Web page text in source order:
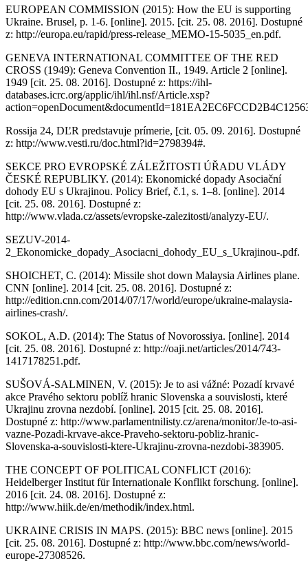
EUROPEAN COMMISSION (2015): How the EU is supporting
Ukraine. Brusel, p. 1-6. [online]. 2015. [cit. 25. 08. 2016]. Dostupné
z: http://europa.eu/rapid/press-release_MEMO-15-5035_en.pdf.
GENEVA INTERNATIONAL COMMITTEE OF THE RED
CROSS (1949): Geneva Convention II., 1949. Article 2 [online].
1949 [cit. 25. 08. 2016]. Dostupné z: https://ihl-
databases.icrc.org/applic/ihl/ihl.nsf/Article.xsp?
Rossija 24, DĽR predstavuje prímerie, [cit. 05. 09. 2016]. Dostupné
z: http://www.vesti.ru/doc.html?id=2798394#.
SEKCE PRO EVROPSKÉ ZÁLEŽITOSTI ÚŘADU VLÁDY
ČESKÉ REPUBLIKY. (2014): Ekonomické dopady Asociační
dohody EU s Ukrajinou. Policy Brief, č.1, s. 1–8. [online]. 2014
[cit. 25. 08. 2016]. Dostupné z:
http://www.vlada.cz/assets/evropske-zalezitosti/analyzy-EU/.
SEZUV-2014-
2_Ekonomicke_dopady_Asociacni_dohody_EU_s_Ukrajinou-.pdf.
SHOICHET, C. (2014): Missile shot down Malaysia Airlines plane.
CNN [online]. 2014 [cit. 25. 08. 2016]. Dostupné z:
http://edition.cnn.com/2014/07/17/world/europe/ukraine-malaysia-
airlines-crash/.
SOKOL, A.D. (2014): The Status of Novorossiya. [online]. 2014
[cit. 25. 08. 2016]. Dostupné z: http://oaji.net/articles/2014/743-
1417178251.pdf.
SUŠOVÁ-SALMINEN, V. (2015): Je to asi vážné: Pozadí krvavé
akce Pravého sektoru poblíž hranic Slovenska a souvislosti, které
Ukrajinu zrovna nezdobí. [online]. 2015 [cit. 25. 08. 2016].
Dostupné z: http://www.parlamentnilisty.cz/arena/monitor/Je-to-asi-
vazne-Pozadi-krvave-akce-Praveho-sektoru-pobliz-hranic-
Slovenska-a-souvislosti-ktere-Ukrajinu-zrovna-nezdobi-383905.
THE CONCEPT OF POLITICAL CONFLICT (2016):
Heidelberger Institut für Internationale Konflikt forschung. [online].
2016 [cit. 24. 08. 2016]. Dostupné z:
http://www.hiik.de/en/methodik/index.html.
UKRAINE CRISIS IN MAPS. (2015): BBC news [online]. 2015
[cit. 25. 08. 2016]. Dostupné z: http://www.bbc.com/news/world-
europe-27308526.